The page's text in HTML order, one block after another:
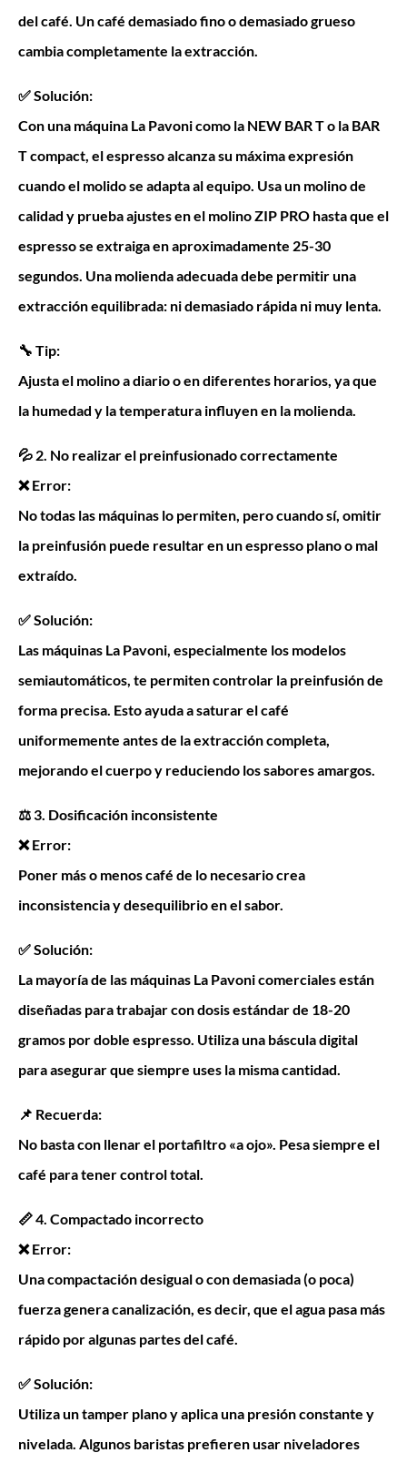
del café. Un café demasiado fino o demasiado grueso
cambia completamente la extracción.
✅ Solución:
Con una máquina La Pavoni como la NEW BAR T o la BAR
T compact, el espresso alcanza su máxima expresión
cuando el molido se adapta al equipo. Usa un molino de
calidad y prueba ajustes en el molino ZIP PRO hasta que el
espresso se extraiga en aproximadamente 25-30
segundos. Una molienda adecuada debe permitir una
extracción equilibrada: ni demasiado rápida ni muy lenta.
🔧 Tip:
Ajusta el molino a diario o en diferentes horarios, ya que
la humedad y la temperatura influyen en la molienda.
💦 2. No realizar el preinfusionado correctamente
❌ Error:
No todas las máquinas lo permiten, pero cuando sí, omitir
la preinfusión puede resultar en un espresso plano o mal
extraído.
✅ Solución:
Las máquinas La Pavoni, especialmente los modelos
semiautomáticos, te permiten controlar la preinfusión de
forma precisa. Esto ayuda a saturar el café
uniformemente antes de la extracción completa,
mejorando el cuerpo y reduciendo los sabores amargos.
⚖️ 3. Dosificación inconsistente
❌ Error:
Poner más o menos café de lo necesario crea
inconsistencia y desequilibrio en el sabor.
✅ Solución:
La mayoría de las máquinas La Pavoni comerciales están
diseñadas para trabajar con dosis estándar de 18-20
gramos por doble espresso. Utiliza una báscula digital
para asegurar que siempre uses la misma cantidad.
📌 Recuerda:
No basta con llenar el portafiltro «a ojo». Pesa siempre el
café para tener control total.
📏 4. Compactado incorrecto
❌ Error:
Una compactación desigual o con demasiada (o poca)
fuerza genera canalización, es decir, que el agua pasa más
rápido por algunas partes del café.
✅ Solución:
Utiliza un tamper plano y aplica una presión constante y
nivelada. Algunos baristas prefieren usar niveladores